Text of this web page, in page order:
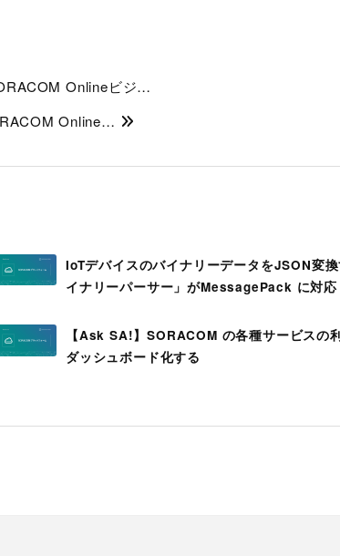
IoTデバイスのバイナリーデータをJSON変
イナリーパーサー」がMessagePack に対応
【Ask SA!】SORACOM の各種サービスの
ダッシュボード化する
Onlineビジ…
Online…